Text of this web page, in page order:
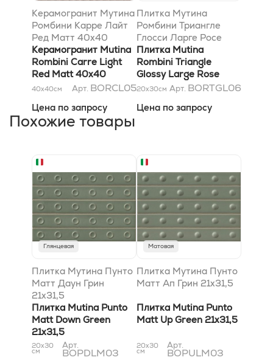
Керамогранит Мутина
Ромбини Карре Лайт
Ред Матт 40x40
Керамогранит Mutina
Rombini Carre Light
Red Matt 40x40
40x40см Арт. BORCL05
Цена по запросу
Плитка Мутина
Ромбини Триангле
Глосси Ларге Росе
18,6X31,5
Плитка Mutina
Rombini Triangle
Glossy Large Rose
18,6X31,5
20x30см Арт. BORTGL06
Цена по запросу
Похожие товары
Глянцевая
Плитка Мутина Пунто
Матт Даун Грин
21x31,5
Плитка Mutina Punto
Matt Down Green
21x31,5
20x30
см
Арт.
BOPDLM03
Матовая
Плитка Мутина Пунто
Матт Ап Грин 21x31,5
Плитка Mutina Punto
Matt Up Green 21x31,5
20x30
см
Арт.
BOPULM03